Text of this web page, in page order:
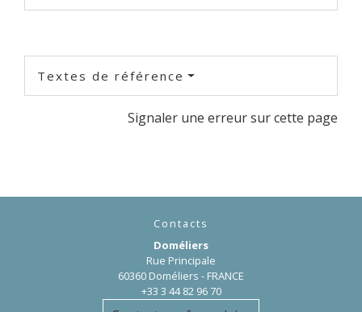
Textes de référence
Signaler une erreur sur cette page
Contacts
Doméliers
Rue Principale
60360 Doméliers - FRANCE
+33 3 44 82 96 70